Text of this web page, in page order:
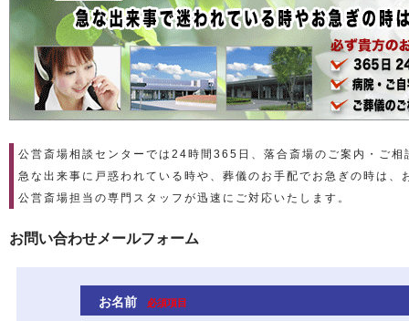
公営斎場相談センターでは24時間365日、落合斎場のご案内・ご相
急な出来事に戸惑われている時や、葬儀のお手配でお急ぎの時は、
公営斎場担当の専門スタッフが迅速にご対応いたします。
お問い合わせメールフォーム